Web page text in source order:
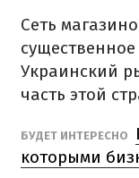
Сеть
Украинский
часть этой
БУДЕТ ИНТЕРЕСНО
которыми